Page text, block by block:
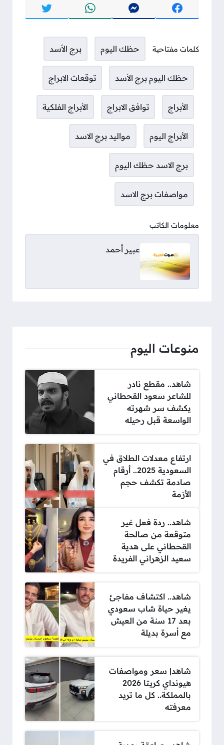
كلمات مفتاحية حظك اليوم برج الأسد
حظك اليوم برج الأسد توقعات الابراج
الأبراج توافق الابراج الأبراج الفلكية
الأبراج اليوم مواليد برج الاسد
برج الاسد حظك اليوم
مواصفات برج الاسد
معلومات الكاتب
عبير أحمد
منوعات اليوم
شاهد.. مقطع نادر
للشاعر سعود القحطاني
يكشف سر شهرته
الواسعة قبل رحيله
ارتفاع معدلات الطلاق في
السعودية 2025.. أرقام
صادمة تكشف حجم
الأزمة
شاهد.. ردة فعل غير
متوقعة من صالحة
القحطاني على هدية
سعيد الزهراني الفريدة
شاهد.. اكتشاف مفاجئ
يغير حياة شاب سعودي
بعد 17 سنة من العيش
مع أسرة بديلة
شاهد| سعر ومواصفات
هيونداي كريتا 2026
بالمملكة.. كل ما تريد
معرفته